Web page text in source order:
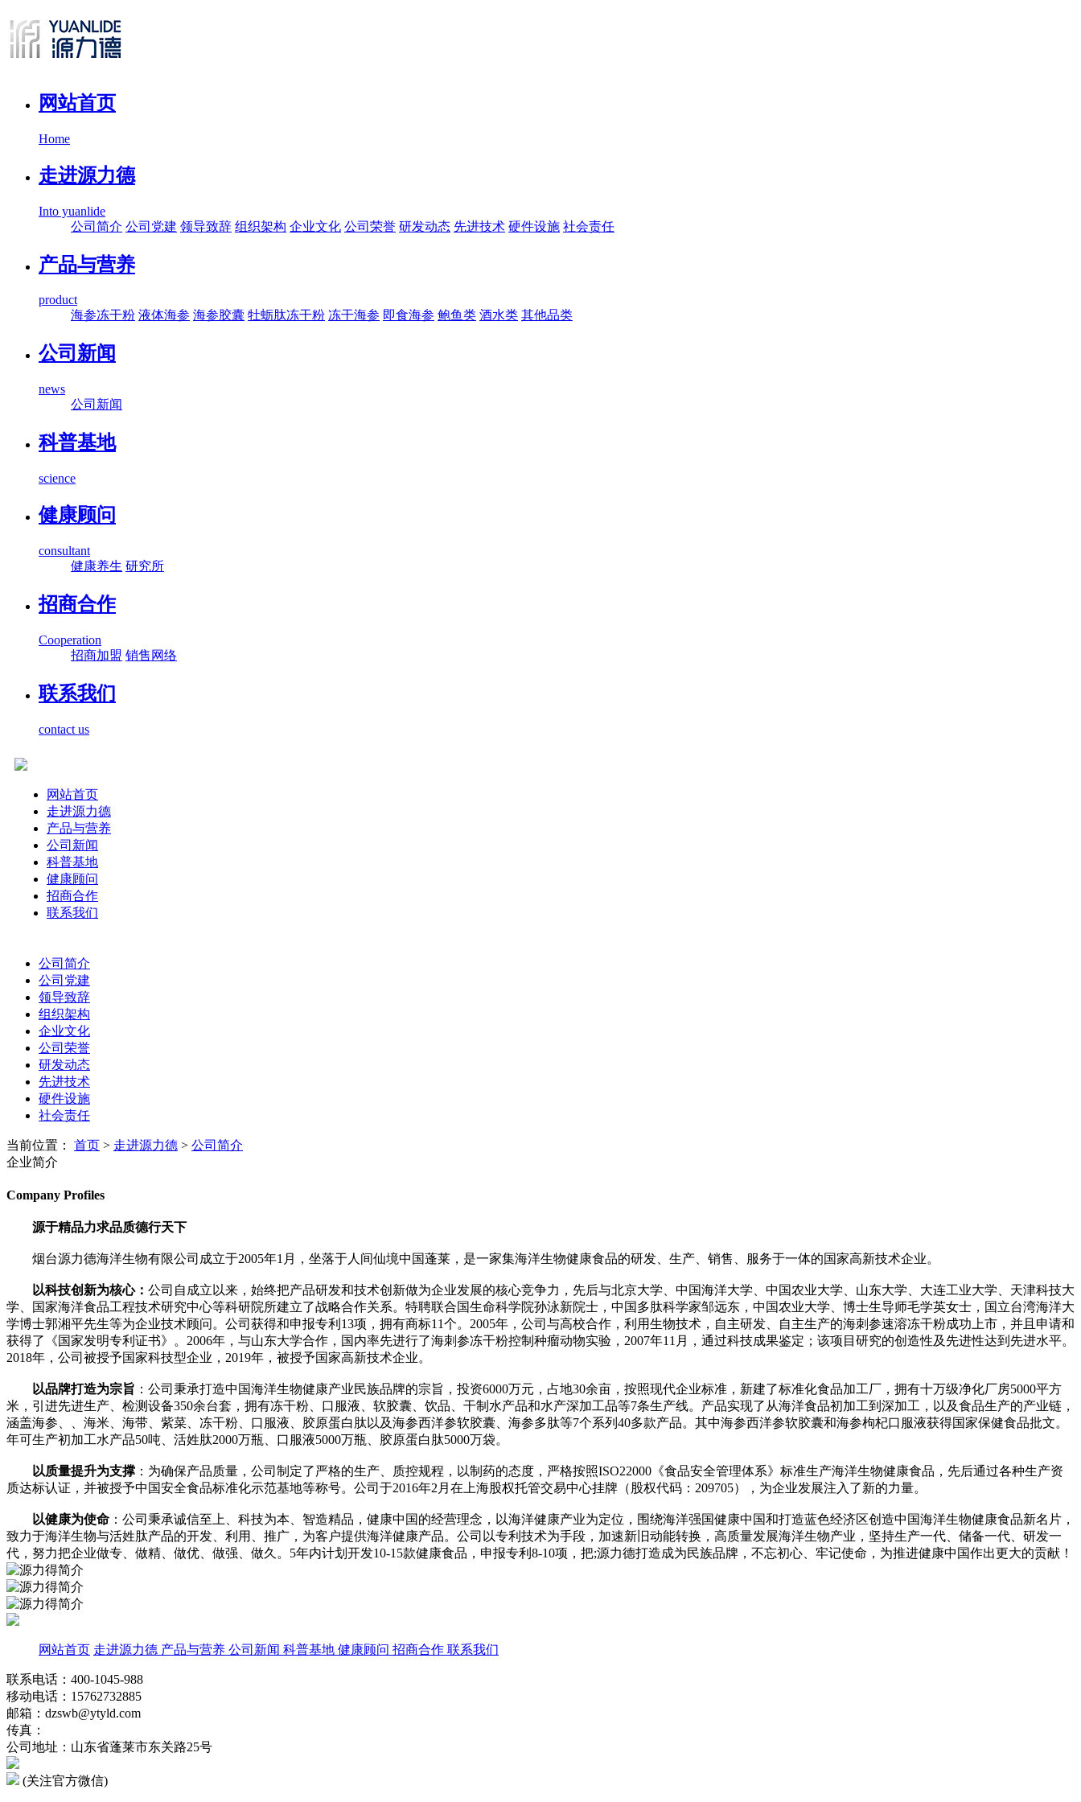
网站首页
Home
走进源力德
Into yuanlide
公司简介 公司党建 领导致辞 组织架构 企业文化 公司荣誉 研发动态 先进技术 硬件设施 社会责任
产品与营养
product
海参冻干粉 液体海参 海参胶囊 牡蛎肽冻干粉 冻干海参 即食海参 鲍鱼类 酒水类 其他品类
公司新闻
news
公司新闻
科普基地
science
健康顾问
consultant
健康养生 研究所
招商合作
Cooperation
招商加盟 销售网络
联系我们
contact us
网站首页
走进源力德
产品与营养
公司新闻
科普基地
健康顾问
招商合作
联系我们
公司简介
公司党建
领导致辞
组织架构
企业文化
公司荣誉
研发动态
先进技术
硬件设施
社会责任
当前位置： 首页 > 走进源力德 > 公司简介
企业简介
Company Profiles
源于精品力求品质德行天下
烟台源力德海洋生物有限公司成立于2005年1月，坐落于人间仙境中国蓬莱，是一家集海洋生物健康食品的研发、生产、销售、服务于一体的国家高新技术企业。
以科技创新为核心： 公司自成立以来，始终把产品研发和技术创新做为企业发展的核心竞争力，先后与北京大学、中国海洋大学、中国农业大学、山东大学、大连工业大学、天津科技大
学、国家海洋食品工程技术研究中心等科研院所建立了战略合作关系。特聘联合国生命科学院孙泳新院士，中国多肽科学家邹远东，中国农业大学、博士生导师毛学英女士，国立台湾海洋大
学博士郭湘平先生等为企业技术顾问。公司获得和申报专利13项，拥有商标11个。2005年，公司与高校合作，利用生物技术，自主研发、自主生产的海刺参速溶冻干粉成功上市，并且申请和
获得了《国家发明专利证书》。2006年，与山东大学合作，国内率先进行了海刺参冻干粉控制种瘤动物实验，2007年11月，通过科技成果鉴定；该项目研究的创造性及先进性达到先进水平。
2018年，公司被授予国家科技型企业，2019年，被授予国家高新技术企业。
以品牌打造为宗旨 ：公司秉承打造中国海洋生物健康产业民族品牌的宗旨，投资6000万元，占地30余亩，按照现代企业标准，新建了标准化食品加工厂，拥有十万级净化厂房5000平方
米，引进先进生产、检测设备350余台套，拥有冻干粉、口服液、软胶囊、饮品、干制水产品和水产深加工品等7条生产线。产品实现了从海洋食品初加工到深加工，以及食品生产的产业链，
涵盖海参、、海米、海带、紫菜、冻干粉、口服液、胶原蛋白肽以及海参西洋参软胶囊、海参多肽等7个系列40多款产品。其中海参西洋参软胶囊和海参枸杞口服液获得国家保健食品批文。
年可生产初加工水产品50吨、活姓肽2000万瓶、口服液5000万瓶、胶原蛋白肽5000万袋。
以质量提升为支撑 ：为确保产品质量，公司制定了严格的生产、质控规程，以制药的态度，严格按照ISO22000《食品安全管理体系》标准生产海洋生物健康食品，先后通过各种生产资
质达标认证，并被授予中国安全食品标准化示范基地等称号。公司于2016年2月在上海股权托管交易中心挂牌（股权代码：209705），为企业发展注入了新的力量。
以健康为使命 ：公司秉承诚信至上、科技为本、智造精品，健康中国的经营理念，以海洋健康产业为定位，围绕海洋强国健康中国和打造蓝色经济区创造中国海洋生物健康食品新名片，
致力于海洋生物与活姓肽产品的开发、利用、推广，为客户提供海洋健康产品。公司以专利技术为手段，加速新旧动能转换，高质量发展海洋生物产业，坚持生产一代、储备一代、研发一
代，努力把企业做专、做精、做优、做强、做久。5年内计划开发10-15款健康食品，申报专利8-10项，把;源力德打造成为民族品牌，不忘初心、牢记使命，为推进健康中国作出更大的贡献！
网站首页 走进源力德 产品与营养 公司新闻 科普基地 健康顾问 招商合作 联系我们
联系电话：400-1045-988
移动电话：15762732885
邮箱：dzswb@ytyld.com
传真：
公司地址：山东省蓬莱市东关路25号
(关注官方微信)